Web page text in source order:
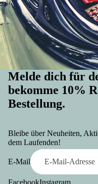
Melde dich für
bekomme 10%
Bestellung.
Bleibe über Neuheiten,
dem Laufenden!
E-Mail
FacebookInstagram
AGB
Versand
Kontaktinformationen